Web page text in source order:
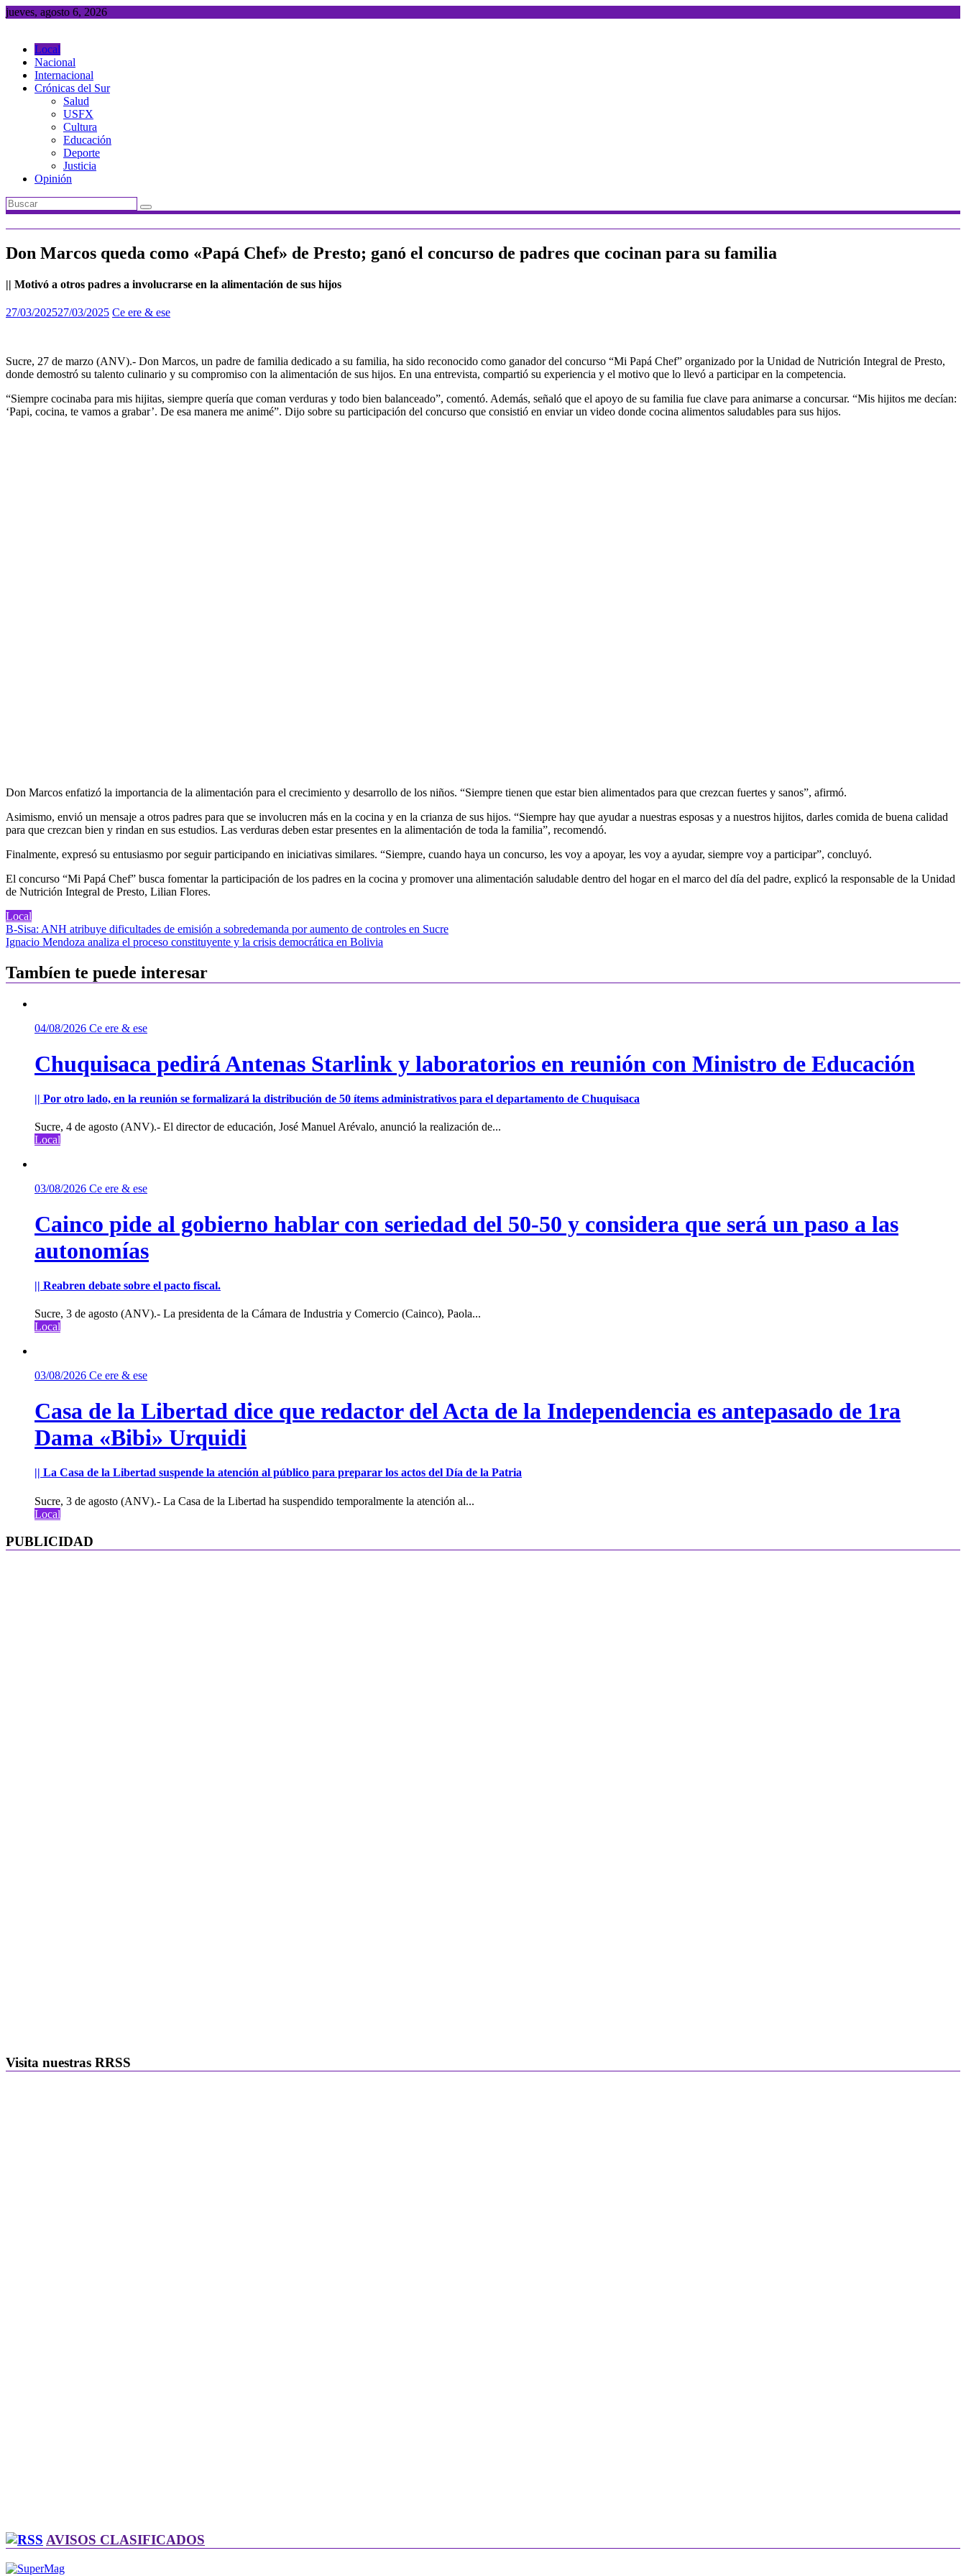
Saltar
jueves, agosto 6, 2026
Local
Nacional
Internacional
Crónicas del Sur
Salud
USFX
Cultura
Educación
Deporte
Justicia
Opinión
Don Marcos queda como «Papá Chef» de Presto; ganó el concurso de padres que cocinan para su familia
|| Motivó a otros padres a involucrarse en la alimentación de sus hijos
27/03/202527/03/2025 Ce ere & ese
Sucre, 27 de marzo (ANV).- Don Marcos, un padre de familia dedicado a su familia, ha sido reconocido como ganador del concurso “Mi Papá Chef” organizado por la Unidad de Nutrición Integral de Presto,
donde demostró su talento culinario y su compromiso con la alimentación de sus hijos. En una entrevista, compartió su experiencia y el motivo que lo llevó a participar en la competencia.
“Siempre cocinaba para mis hijitas, siempre quería que coman verduras y todo bien balanceado”, comentó. Además, señaló que el apoyo de su familia fue clave para animarse a concursar. “Mis hijitos me decían:
‘Papi, cocina, te vamos a grabar’. De esa manera me animé”. Dijo sobre su participación del concurso que consistió en enviar un video donde cocina alimentos saludables para sus hijos.
Don Marcos enfatizó la importancia de la alimentación para el crecimiento y desarrollo de los niños. “Siempre tienen que estar bien alimentados para que crezcan fuertes y sanos”, afirmó.
Asimismo, envió un mensaje a otros padres para que se involucren más en la cocina y en la crianza de sus hijos. “Siempre hay que ayudar a nuestras esposas y a nuestros hijitos, darles comida de buena calidad
para que crezcan bien y rindan en sus estudios. Las verduras deben estar presentes en la alimentación de toda la familia”, recomendó.
Finalmente, expresó su entusiasmo por seguir participando en iniciativas similares. “Siempre, cuando haya un concurso, les voy a apoyar, les voy a ayudar, siempre voy a participar”, concluyó.
El concurso “Mi Papá Chef” busca fomentar la participación de los padres en la cocina y promover una alimentación saludable dentro del hogar en el marco del día del padre, explicó la responsable de la Unidad
de Nutrición Integral de Presto, Lilian Flores.
Local
Navegación
de
entradas
B-Sisa: ANH atribuye dificultades de emisión a sobredemanda por aumento de controles en Sucre
Ignacio Mendoza analiza el proceso constituyente y la crisis democrática en Bolivia
Tambíen te puede interesar
04/08/2026 Ce ere & ese
Chuquisaca pedirá Antenas Starlink y laboratorios en reunión con Ministro de Educación
|| Por otro lado, en la reunión se formalizará la distribución de 50 ítems administrativos para el departamento de Chuquisaca
Sucre, 4 de agosto (ANV).- El director de educación, José Manuel Arévalo, anunció la realización de...
Local
03/08/2026 Ce ere & ese
Cainco pide al gobierno hablar con seriedad del 50-50 y considera que será un paso a las
autonomías
|| Reabren debate sobre el pacto fiscal.
Sucre, 3 de agosto (ANV).- La presidenta de la Cámara de Industria y Comercio (Cainco), Paola...
Local
03/08/2026 Ce ere & ese
Casa de la Libertad dice que redactor del Acta de la Independencia es antepasado de 1ra
Dama «Bibi» Urquidi
|| La Casa de la Libertad suspende la atención al público para preparar los actos del Día de la Patria
Sucre, 3 de agosto (ANV).- La Casa de la Libertad ha suspendido temporalmente la atención al...
Local
PUBLICIDAD
Visita nuestras RRSS
AVISOS CLASIFICADOS